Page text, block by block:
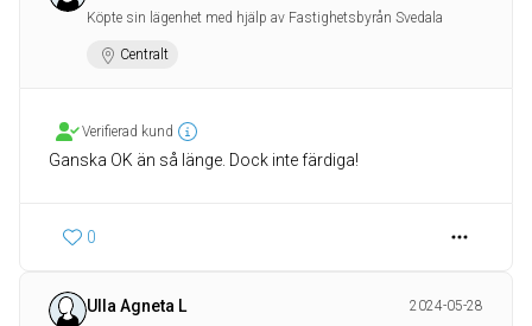
Köpte sin lägenhet med hjälp av Fastighetsbyrån Svedala
Centralt
Verifierad kund
Ganska OK än så länge. Dock inte färdiga!
0
Ulla Agneta L
2024-05-28